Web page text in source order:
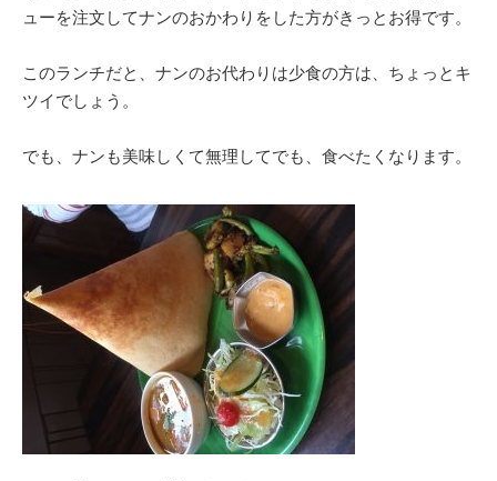
ューを注文してナンのおかわりをした方がきっとお得です。
このランチだと、ナンのお代わりは少食の方は、ちょっとキ
ツイでしょう。
でも、ナンも美味しくて無理してでも、食べたくなります。